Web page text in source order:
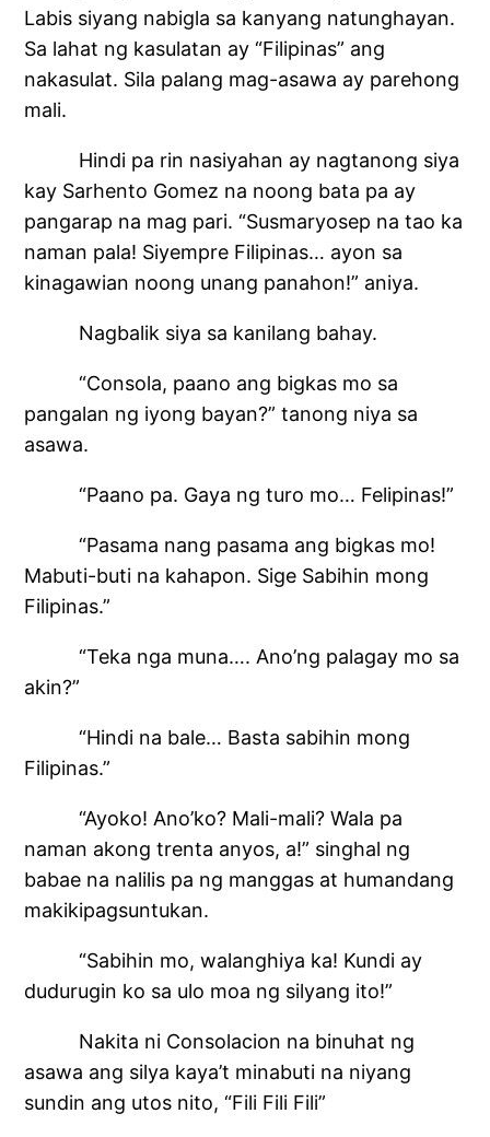
Labis siyang nabigla sa kanyang natunghayan.
Sa lahat ng kasulatan ay “Filipinas” ang
nakasulat. Sila palang mag-asawa ay parehong
mali.
Hindi pa rin nasiyahan ay nagtanong siya
kay Sarhento Gomez na noong bata pa ay
pangarap na mag pari. “Susmaryosep na tao ka
naman pala! Siyempre Filipinas… ayon sa
kinagawian noong unang panahon!” aniya.
Nagbalik siya sa kanilang bahay.
“Consola, paano ang bigkas mo sa
pangalan ng iyong bayan?” tanong niya sa
asawa.
“Paano pa. Gaya ng turo mo… Felipinas!”
“Pasama nang pasama ang bigkas mo!
Mabuti-buti na kahapon. Sige Sabihin mong
Filipinas.”
“Teka nga muna…. Ano’ng palagay mo sa
akin?”
“Hindi na bale… Basta sabihin mong
Filipinas.”
“Ayoko! Ano’ko? Mali-mali? Wala pa
naman akong trenta anyos, a!” singhal ng
babae na nalilis pa ng manggas at humandang
makikipagsuntukan.
“Sabihin mo, walanghiya ka! Kundi ay
dudurugin ko sa ulo moa ng silyang ito!”
Nakita ni Consolacion na binuhat ng
asawa ang silya kaya’t minabuti na niyang
sundin ang utos nito, “Fili Fili Fili”